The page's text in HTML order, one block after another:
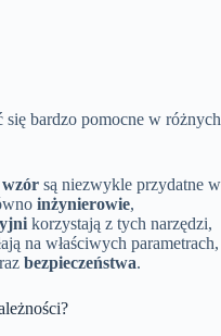
się bardzo pomocne w różnych
wzór są niezwykle przydatne w
inżynierowie,
korzystają z tych narzędzi,
na właściwych parametrach,
bezpieczeństwa.